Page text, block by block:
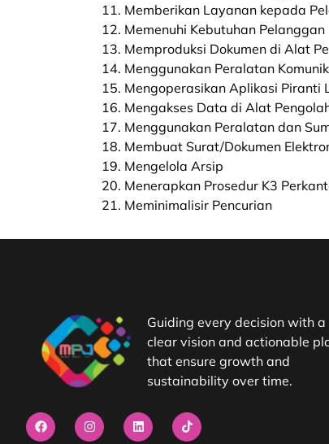
11. Memberikan Layanan kepada
12. Memenuhi Kebutuhan Pelanggan
13. Memproduksi Dokumen di Alat
14. Menggunakan Peralatan
15. Mengoperasikan Aplikasi Piranti
16. Mengakses Data di Alat
17. Menggunakan Peralatan dan
18. Membuat Surat/Dokumen
19. Mengelola Arsip
20. Menerapkan Prosedur K3
21. Meminimalisir Pencurian
Guiding every decision with a
clear vision and actionable
that ensure growth and
sustainability over time.